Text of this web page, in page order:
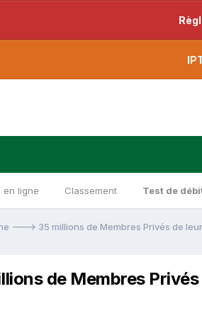
en ligne Classement Test de
---> 35 millions de Membres Privés de
de Membres